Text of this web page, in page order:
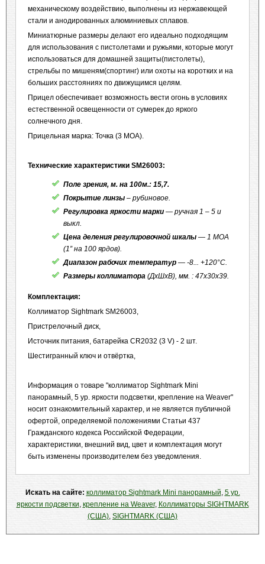
механическому воздействию, выполнены из нержавеющей
стали и анодированных алюминиевых сплавов.
Миниатюрные размеры делают его идеально подходящим
для использования с пистолетами и ружьями, которые могут
использоваться для домашней защиты(пистолеты),
стрельбы по мишеням(спортинг) или охоты на коротких и на
больших расстояниях по движущимся целям.
Прицел обеспечивает возможность вести огонь в условиях
естественной освещенности от сумерек до яркого
солнечного дня.
Прицельная марка: Точка (3 МОА).
Технические характеристики SM26003:
Поле зрения, м. на 100м.: 15,7.
Покрытие линзы – рубиновое.
Регулировка яркости марки — ручная 1 – 5 и
выкл.
Цена деления регулировочной шкалы — 1 МОА
(1” на 100 ярдов).
Диапазон рабочих температур — -8... +120°С.
Размеры коллиматора (ДхШхВ), мм. : 47х30х39.
Комплектация:
Коллиматор Sightmark SM26003,
Пристрелочный диск,
Источник питания, батарейка CR2032 (3 V) - 2 шт.
Шестигранный ключ и отвёртка,
Информация о товаре "коллиматор Sightmark Mini
панорамный, 5 ур. яркости подсветки, крепление на Weaver"
носит ознакомительный характер, и не является публичной
офертой, определяемой положениями Статьи 437
Гражданского кодекса Российской Федерации,
характеристики, внешний вид, цвет и комплектация могут
быть изменены производителем без уведомления.
Искать на сайте: коллиматор Sightmark Mini панорамный, 5 ур.
яркости подсветки, крепление на Weaver, Коллиматоры SIGHTMARK
(США), SIGHTMARK (США)